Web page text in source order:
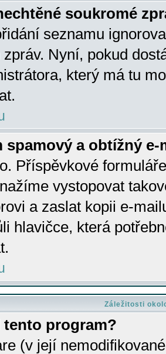
soukromé
seznamu
Nyní, pokud
který má tu
spamový a obtížný
Příspěvkové
vystopovat
a zaslat kopii e-
hlavičce, která
Záležitosti
tento program?
(v její